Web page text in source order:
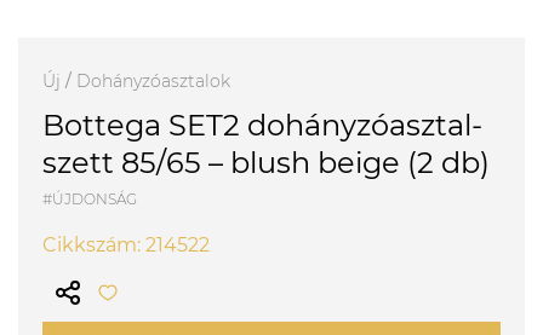
Új / Dohányzóasztalok
Bottega SET2 dohányzóasztal-
szett 85/65 – blush beige (2 db)
#ÚJDONSÁG
Cikkszám: 214522